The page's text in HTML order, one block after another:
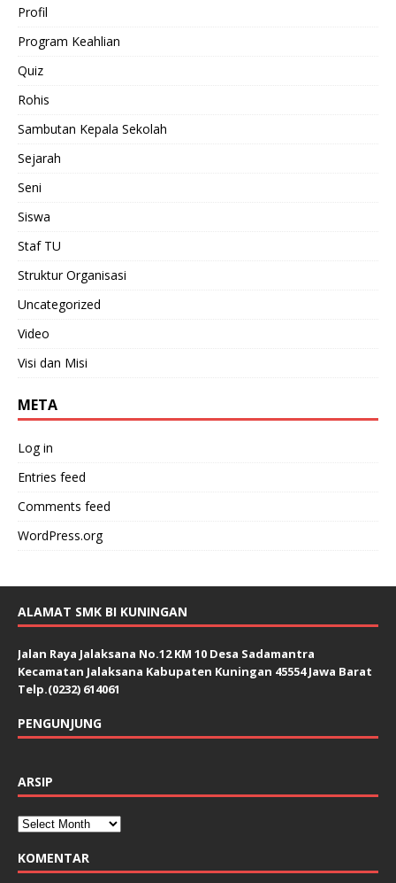
Profil
Program Keahlian
Quiz
Rohis
Sambutan Kepala Sekolah
Sejarah
Seni
Siswa
Staf TU
Struktur Organisasi
Uncategorized
Video
Visi dan Misi
META
Log in
Entries feed
Comments feed
WordPress.org
ALAMAT SMK BI KUNINGAN
Jalan Raya Jalaksana No.12 KM 10 Desa Sadamantra
Kecamatan Jalaksana Kabupaten Kuningan 45554 Jawa Barat
Telp.(0232) 614061
PENGUNJUNG
ARSIP
KOMENTAR